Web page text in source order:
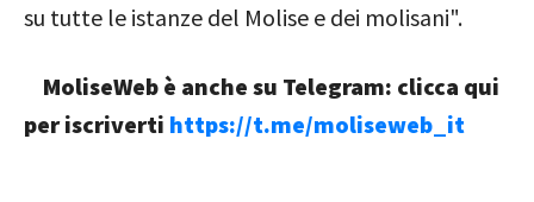
su tutte le istanze del Molise e dei molisani".
MoliseWeb è anche su Telegram: clicca qui
per iscriverti https://t.me/moliseweb_it